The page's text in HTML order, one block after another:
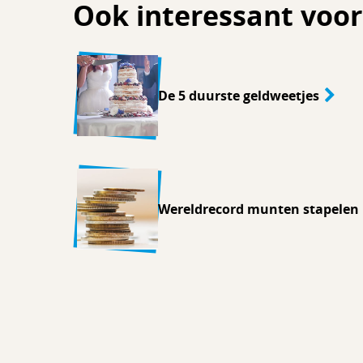
Ook interessant
De 5 duurste geldweetjes
Wereldrecord munten stapelen